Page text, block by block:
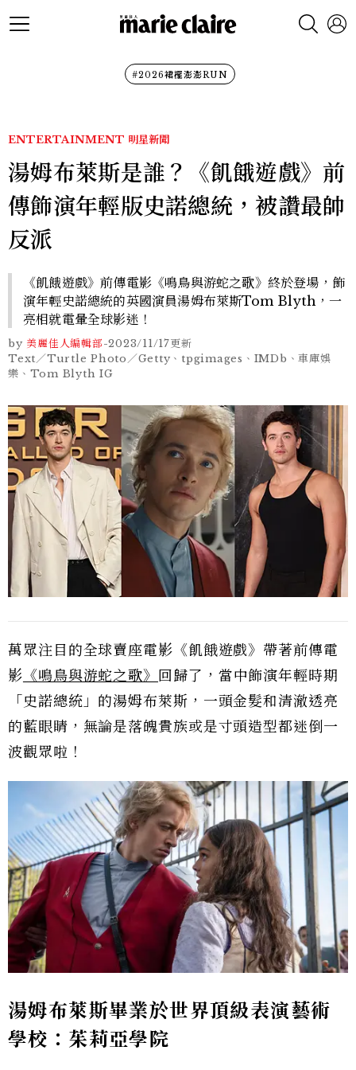
#2026裙襬澎澎RUN
ENTERTAINMENT 明星新聞
湯姆布萊斯是誰？《飢餓遊戲》前
傳飾演年輕版史諾總統，被讚最帥
反派
《飢餓遊戲》前傳電影《鳴鳥與游蛇之歌》終於登場，飾
演年輕史諾總統的英國演員湯姆布萊斯Tom Blyth，一
亮相就電暈全球影迷！
by 美麗佳人編輯部-2023/11/17更新
Text／Turtle Photo／Getty、tpgimages、IMDb、車庫娛
樂、Tom Blyth IG
萬眾注目的全球賣座電影《飢餓遊戲》帶著前傳電
影 《鳴鳥與游蛇之歌》 回歸了，當中飾演年輕時期
「史諾總統」的湯姆布萊斯，一頭金髮和清澈透亮
的藍眼睛，無論是落魄貴族或是寸頭造型都迷倒一
波觀眾啦！
湯姆布萊斯畢業於世界頂級表演藝術
學校：茱莉亞學院